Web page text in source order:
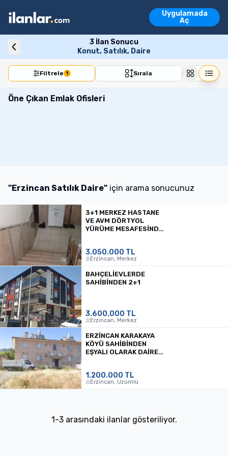
Uygulamada
Aç
Vasıta İlanlarıKonutArsa
3 İlan Sonucu
Konut, Satılık, Daire
Filtrele 1 Sırala
Öne Çıkan Emlak Ofisleri
"Erzincan Satılık Daire" için arama sonucunuz
3+1 MERKEZ HASTANE
VE AVM DÖRTYOL
YÜRÜME MESAFESINDE
3.050.000 TL
Erzincan, Merkez
BAHÇELİEVLERDE
SAHİBİNDEN 2+1
3.600.000 TL
Erzincan, Merkez
ERZİNCAN KARAKAYA
KÖYÜ SAHİBİNDEN
EŞYALI OLARAK DAİRE
1.200.000 TL
Erzincan, Üzümlü
1-3arasındaki ilanlar gösteriliyor.
Emlak İlanları